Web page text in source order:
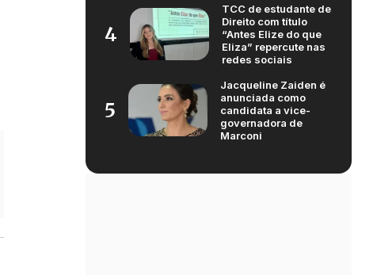
4
TCC de estudante de
Direito com título
“Antes Elize do que
Eliza” repercute nas
redes sociais
5
Jacqueline Zaiden é
anunciada como
candidata a vice-
governadora de
Marconi